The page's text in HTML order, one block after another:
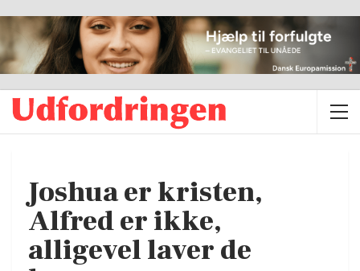
Joshua er kristen,
Alfred er ikke,
alligevel laver de